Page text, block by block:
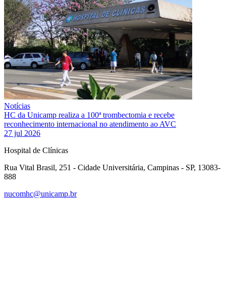
Notícias
HC da Unicamp realiza a 100ª trombectomia e recebe
reconhecimento internacional no atendimento ao AVC
27 jul 2026
Hospital de Clínicas
Rua Vital Brasil, 251 - Cidade Universitária, Campinas - SP, 13083-
888
nucomhc@unicamp.br